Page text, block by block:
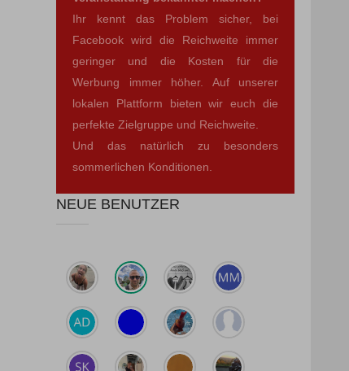
Ihr kennt das Problem sicher, bei
Facebook wird die Reichweite immer
geringer und die Kosten für die
Werbung immer höher. Auf unserer
lokalen Plattform bieten wir euch die
perfekte Zielgruppe und Reichweite.
Und das natürlich zu besonders
sommerlichen Konditionen.
NEUE BENUTZER